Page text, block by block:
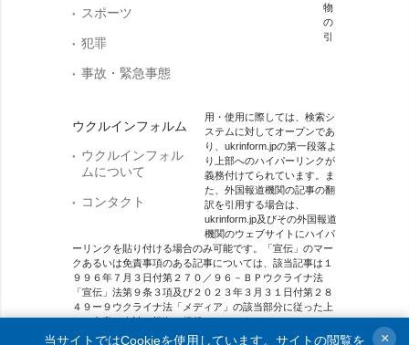
スポーツ
犯罪
事故・緊急事態
ウクルインフォルム
ウクルインフォル
ムについて
コンタクト
物
の
引
用・使用に際しては、検索シ
ステムに対してオープンであ
り、ukrinform.jpの第一段落よ
り上部へのハイパーリンクが
義務付けてられています。ま
た、外国報道機関の記事の翻
訳を引用する場合は、
ukrinform.jp及びその外国報道
機関のウェブサイトにハイパ
ーリンクを貼り付ける場合のみ可能です。「宣伝」のマー
クあるいは免責事項のある記事については、該当記事は１
９９６年７月３日付第２７０／９６－ＢＰウクライナ法
「宣伝」法第９条３項及び２０２３年３月３１日付第２８
４９ー９ウクライナ法「メディア」の該当部分に従った上
で、合意／会計を根拠に掲載されています。
当サイトではCookieを使用しています。サイトの閲覧を ×